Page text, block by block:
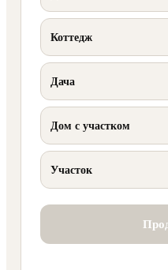
Коттедж
Дача
Дом с участком
Участок